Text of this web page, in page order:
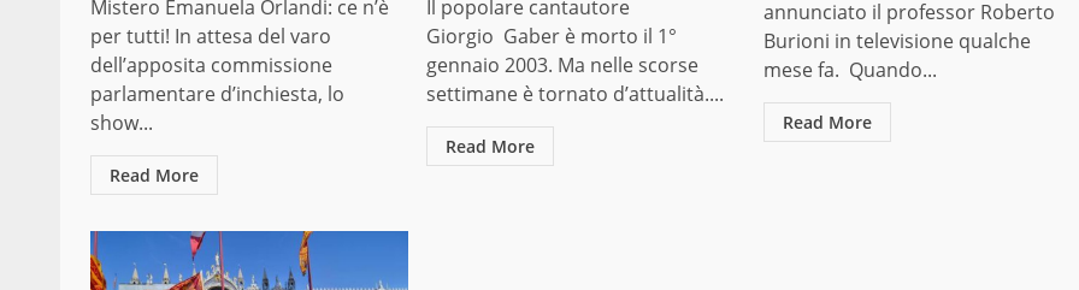
Mistero Emanuela Orlandi: ce n’è
per tutti! In attesa del varo
dell’apposita commissione
parlamentare d’inchiesta, lo
show...
Read More
Il popolare cantautore
Giorgio Gaber è morto il 1°
gennaio 2003. Ma nelle scorse
settimane è tornato d’attualità....
Read More
annunciato il professor Roberto
Burioni in televisione qualche
mese fa. Quando...
Read More